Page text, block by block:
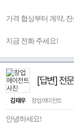
가격 협상부터 계약,
지금 전화 주세요!
[답변] 전
김태우 창업에이전트
안녕하세요!